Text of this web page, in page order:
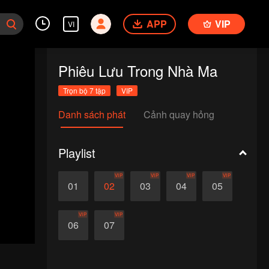
VI APP VIP
Phiêu Lưu Trong Nhà Ma
Trọn bộ 7 tập VIP
Danh sách phát Cảnh quay hỏng
Playlist
01 02
VIP
03
VIP
04
VIP
05
VIP
06
VIP
07
VIP